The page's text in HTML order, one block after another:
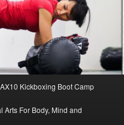
Kickboxing Boot Camp
Arts For Body, Mind and